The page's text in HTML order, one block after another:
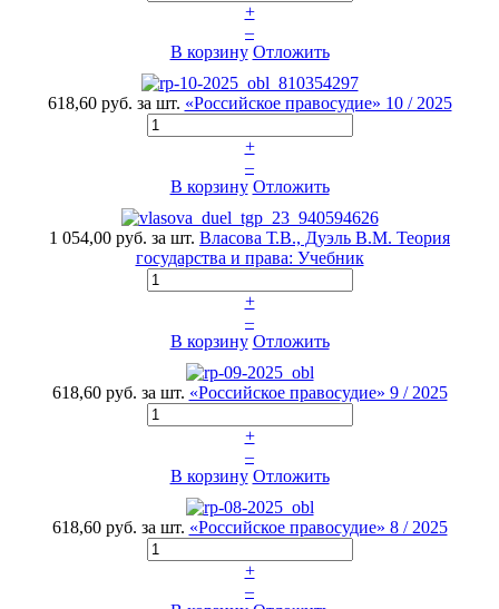
+
–
В корзину Отложить
618,60 руб. за шт. «Российское правосудие» 10 / 2025
+
–
В корзину Отложить
1 054,00 руб. за шт. Власова Т.В., Дуэль В.М. Теория
государства и права: Учебник
+
–
В корзину Отложить
618,60 руб. за шт. «Российское правосудие» 9 / 2025
+
–
В корзину Отложить
618,60 руб. за шт. «Российское правосудие» 8 / 2025
+
–